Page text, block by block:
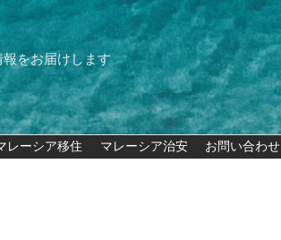
をお届けします
レーシア移住 マレーシア治安 お問い合わせ